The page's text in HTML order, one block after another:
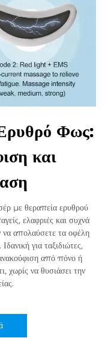
Φως:
και
με θεραπεία ερυθρού
ελαφριές και συχνά
απολαύσετε τα οφέλη
για ταξιδιώτες,
από πόνο ή
χωρίς να θυσιάσει την